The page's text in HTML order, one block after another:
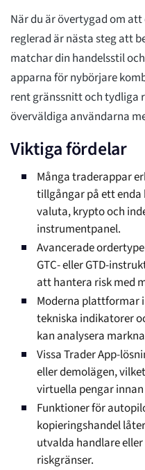
När du är övertygad om
reglerad är nästa steg att
matchar din handelsstil
apparna för nybörjare
rent gränssnitt och tydliga
överväldiga användarna
Viktiga fördelar
Många traderappar
tillgångar på ett
valuta, krypto och
instrumentpanel.
Avancerade
GTC- eller GTD-
att hantera risk med
Moderna plattformar
tekniska indikatorer
kan analysera
Vissa Trader App-
eller demolägen,
virtuella pengar
Funktioner för
kopieringshandel
utvalda handlare
riskgränser.